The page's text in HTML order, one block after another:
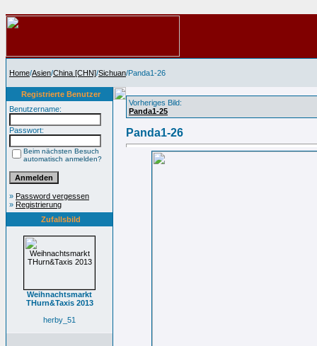
Home/Asien/China [CHN]/Sichuan/Panda1-26
Registrierte Benutzer
Benutzername:
Passwort:
Beim nächsten Besuch
automatisch anmelden?
» Password vergessen
» Registrierung
Zufallsbild
Weihnachtsmarkt
THurn&Taxis 2013
herby_51
Vorheriges Bild:
Panda1-25
Panda1-26